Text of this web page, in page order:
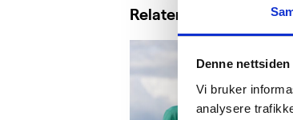
Denne
Vi bruker
analysere
Relaterte saker